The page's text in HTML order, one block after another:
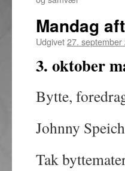
Mandag
Udgivet27. september
3. oktober
Bytte,
Johnny
Tak